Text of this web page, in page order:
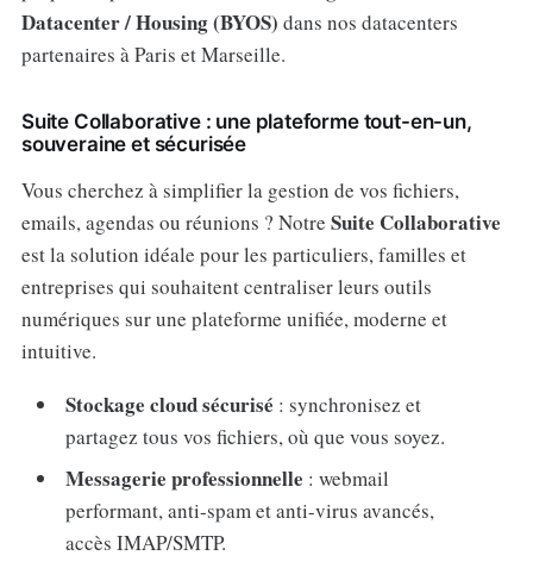
Datacenter / Housing (BYOS) dans nos datacenters
partenaires à Paris et Marseille.
Suite Collaborative : une plateforme tout-en-un,
souveraine et sécurisée
Vous cherchez à simplifier la gestion de vos fichiers,
emails, agendas ou réunions ? Notre Suite Collaborative
est la solution idéale pour les particuliers, familles et
entreprises qui souhaitent centraliser leurs outils
numériques sur une plateforme unifiée, moderne et
intuitive.
Stockage cloud sécurisé : synchronisez et
partagez tous vos fichiers, où que vous soyez.
Messagerie professionnelle : webmail
performant, anti-spam et anti-virus avancés,
accès IMAP/SMTP.